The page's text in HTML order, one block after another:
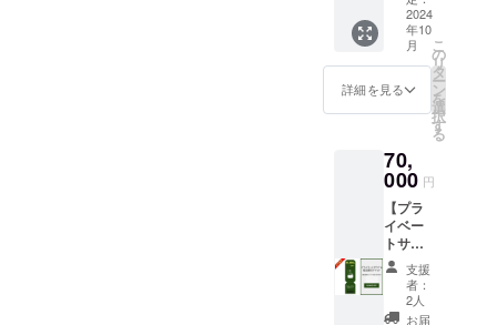
有効期
間：
2024年
10月1
日〜
9月30日
年間 ※
宿泊料
金の目
安：2名
宿泊
（食事
無）：
合計
48,000
円〜、4
だけま
す。 ・
現金へ
の交換
はでき
は素泊
まりの
ご提供
となり
ます。
食材は
付きま
せん。
ご自由
にお持
コード
70,000
円分 ・
「log&s
auna 和
-
nagomi,
ma- 」
での宿
泊予約
時にご
利用い
ただけ
ます。
20,000
円割引
2024
年10
月
詳細を見る
こ
の
リ
タ
ー
ン
を
選
択
す
る
70,
000 円
【プラ
イベー
トサウ
ナ＆宿
泊先行
割引チ
ケッ
支援
者：
2人
お届